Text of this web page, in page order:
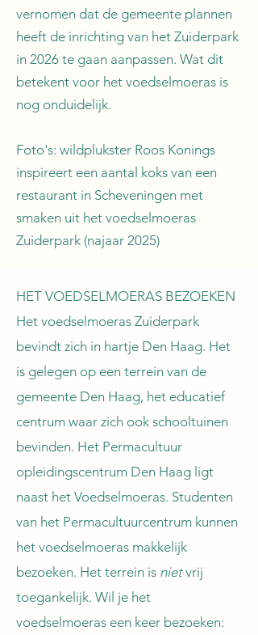
vernomen dat de gemeente plannen
heeft de inrichting van het Zuiderpark
in 2026 te gaan aanpassen. Wat dit
betekent voor het voedselmoeras is
nog onduidelijk.
Foto's: wildplukster Roos Konings
inspireert een aantal koks van een
restaurant in Scheveningen met
smaken uit het voedselmoeras
Zuiderpark (najaar 2025)
HET VOEDSELMOERAS BEZOEKEN
Het voedselmoeras Zuiderpark
bevindt zich in hartje Den Haag. Het
is gelegen op een terrein van de
gemeente Den Haag, het educatief
centrum waar zich ook schooltuinen
bevinden. Het Permacultuur
opleidingscentrum Den Haag ligt
naast het Voedselmoeras. Studenten
van het Permacultuurcentrum kunnen
het voedselmoeras makkelijk
bezoeken. Het terrein is nietvrij
toegankelijk. Wil je het
voedselmoeras een keer bezoeken: